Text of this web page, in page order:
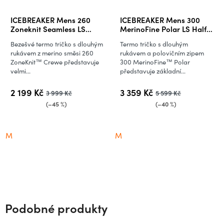
ICEBREAKER Mens 260
Zoneknit Seamless LS
2 199 Kč 3 999 Kč
(–45 %)
Bezešvé termo tričko s dlouhým
rukávem z merino směsi 260
ZoneKnit™ Crewe představuje
velmi...
M
ICEBREAKER Mens 300
MerinoFine Polar LS Half
3 359 Kč 5 599 Kč
(–40 %)
Termo tričko s dlouhým
rukávem a polovičním zipem
300 MerinoFine™ Polar
představuje základní...
M
Podobné produkty